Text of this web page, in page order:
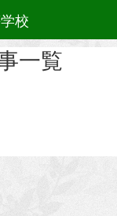
校
一覧